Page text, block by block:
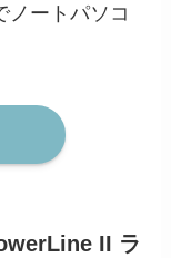
ノートパソコ
II ラ